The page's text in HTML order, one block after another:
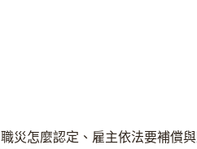
職災怎麼認定、雇主依法要補償